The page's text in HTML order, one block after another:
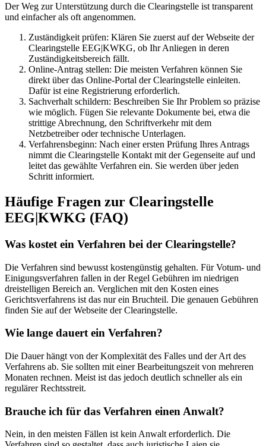
Der Weg zur Unterstützung durch die Clearingstelle ist transparent
und einfacher als oft angenommen.
Zuständigkeit prüfen: Klären Sie zuerst auf der Webseite der
Clearingstelle EEG|KWKG, ob Ihr Anliegen in deren
Zuständigkeitsbereich fällt.
Online-Antrag stellen: Die meisten Verfahren können Sie
direkt über das Online-Portal der Clearingstelle einleiten.
Dafür ist eine Registrierung erforderlich.
Sachverhalt schildern: Beschreiben Sie Ihr Problem so präzise
wie möglich. Fügen Sie relevante Dokumente bei, etwa die
strittige Abrechnung, den Schriftverkehr mit dem
Netzbetreiber oder technische Unterlagen.
Verfahrensbeginn: Nach einer ersten Prüfung Ihres Antrags
nimmt die Clearingstelle Kontakt mit der Gegenseite auf und
leitet das gewählte Verfahren ein. Sie werden über jeden
Schritt informiert.
Häufige Fragen zur Clearingstelle
EEG|KWKG (FAQ)
Was kostet ein Verfahren bei der Clearingstelle?
Die Verfahren sind bewusst kostengünstig gehalten. Für Votum- und
Einigungsverfahren fallen in der Regel Gebühren im niedrigen
dreistelligen Bereich an. Verglichen mit den Kosten eines
Gerichtsverfahrens ist das nur ein Bruchteil. Die genauen Gebühren
finden Sie auf der Webseite der Clearingstelle.
Wie lange dauert ein Verfahren?
Die Dauer hängt von der Komplexität des Falles und der Art des
Verfahrens ab. Sie sollten mit einer Bearbeitungszeit von mehreren
Monaten rechnen. Meist ist das jedoch deutlich schneller als ein
regulärer Rechtsstreit.
Brauche ich für das Verfahren einen Anwalt?
Nein, in den meisten Fällen ist kein Anwalt erforderlich. Die